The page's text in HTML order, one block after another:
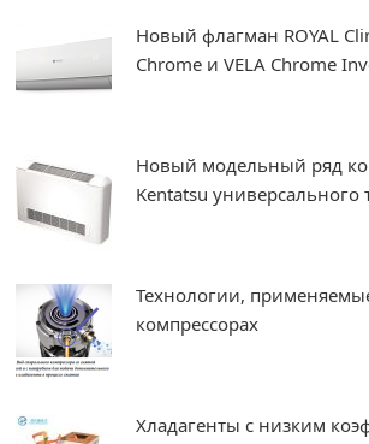
Новый флагман ROYAL
Chrome и VELA Chrome
Новый модельный ряд
Kentatsu универсального
Технологии,
компрессорах
Хладагенты с низким